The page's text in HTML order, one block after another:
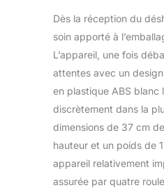
électrique peut
n’importe quel
écran tactile et
peuvent être
la machine.
l’écran peut
l’humidité de la
avec 4 modes,
secs, le mode
Dès la réception du
soin apporté à
L’appareil, une fois
attentes avec un
en plastique ABS blanc
discrètement dans la
dimensions de 37 cm
hauteur et un poids de
appareil relativement
assurée par quatre